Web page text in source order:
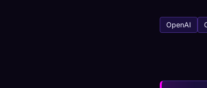
OpenAI
☁️Speichere